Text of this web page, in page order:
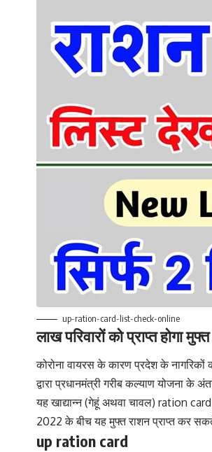
up-ration-card-list-check-online
लाख परिवारों को प्राप्त होगा
कोरोना वायरस के कारण प्रदेश के नागरिकों
द्वारा प्रधानमंत्री गरीब कल्याण योजना के
यह खाद्यान्न (गेहूं अथवा चावल) ration
2022 के बीच यह मुफ्त राशन प्राप्त कर
up ration card